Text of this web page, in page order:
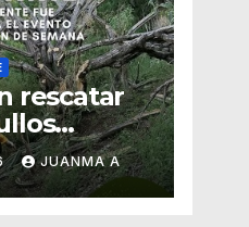
rescatar
carrera
la capital
JUANMA A